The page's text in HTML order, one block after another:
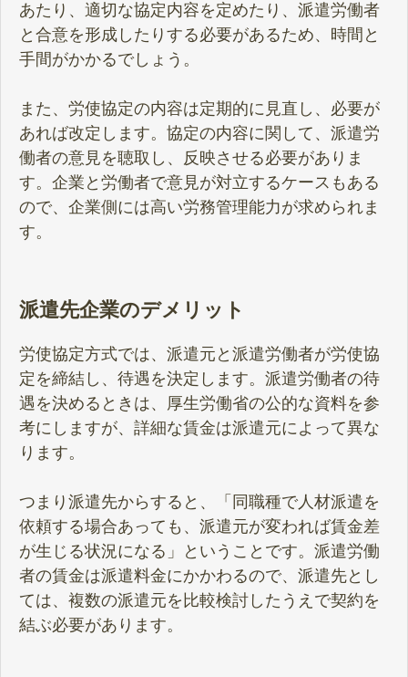
あたり、適切な協定内容を定めたり、派遣労働者
と合意を形成したりする必要があるため、時間と
手間がかかるでしょう。
また、労使協定の内容は定期的に見直し、必要が
あれば改定します。協定の内容に関して、派遣労
働者の意見を聴取し、反映させる必要がありま
す。企業と労働者で意見が対立するケースもある
ので、企業側には高い労務管理能力が求められま
す。
派遣先企業のデメリット
労使協定方式では、派遣元と派遣労働者が労使協
定を締結し、待遇を決定します。派遣労働者の待
遇を決めるときは、厚生労働省の公的な資料を参
考にしますが、詳細な賃金は派遣元によって異な
ります。
つまり派遣先からすると、「同職種で人材派遣を
依頼する場合あっても、派遣元が変われば賃金差
が生じる状況になる」ということです。派遣労働
者の賃金は派遣料金にかかわるので、派遣先とし
ては、複数の派遣元を比較検討したうえで契約を
結ぶ必要があります。